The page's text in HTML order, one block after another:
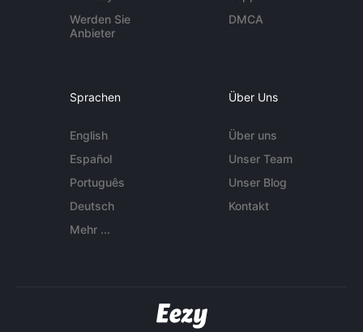
Werden Sie
Anbieter
DMCA
Sprachen
English
Español
Português
Deutsch
Mehr ...
Über Uns
Über uns
Unser Team
Unser Blog
Kontakt